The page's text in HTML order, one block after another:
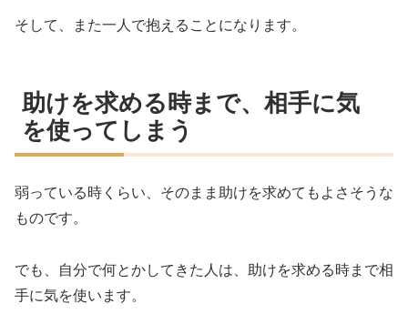
そして、また一人で抱えることになります。
助けを求める時まで、相手に気
を使ってしまう
弱っている時くらい、そのまま助けを求めてもよさそうな
ものです。
でも、自分で何とかしてきた人は、助けを求める時まで相
手に気を使います。